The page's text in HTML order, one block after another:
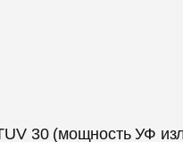
30 (мощность УФ